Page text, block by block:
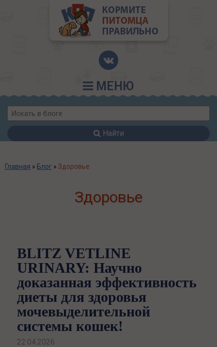
МЕНЮ
Найти
Главная » Блог » Здоровье
Здоровье
BLITZ VETLINE
URINARY: Научно
доказанная эффективность
диеты для здоровья
мочевыделительной
системы кошек!
22.04.2026